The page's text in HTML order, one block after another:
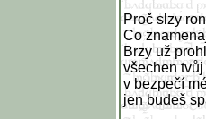
Proč slzy
Co
Brzy už
všechen
v bezpečí
jen budeš